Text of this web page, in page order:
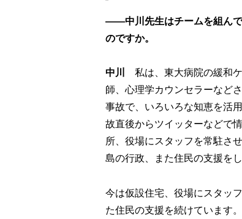
――中川先生はチームを組んで
のですか。
中川
私は、東大病院の緩和
師、心理学カウンセラーなど
事故で、いろいろな知恵を活
故直後からツイッターなどで
所、役場にスタッフを常駐さ
島の行政、また住民の支援をし
今は仮設住宅、役場にスタッ
た住民の支援を続けています。